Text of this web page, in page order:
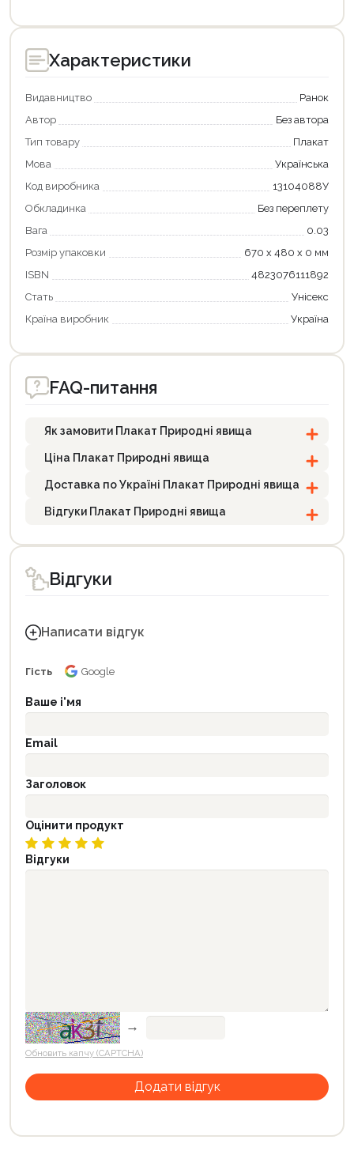
Характеристики
Видавництво
Ранок
Автор
Без автора
Тип товару
Плакат
Мова
Українська
Код виробника
13104088У
Обкладинка
Без переплету
Вага
0.03
Розмір упаковки
670 х 480 х 0 мм
ISBN
4823076111892
Стать
Унісекс
Країна виробник
Україна
FAQ-питання
Як замовити Плакат Природні явища
Ціна Плакат Природні явища
Доставка по Україні Плакат Природні явища
Відгуки Плакат Природні явища
Відгуки
Написати відгук
Гість Google
Ваше і'мя
Email
Заголовок
Оцінити продукт
Відгуки
→
Обновить капчу (CAPTCHA)
Продовжити покупки
Оформити замовлення